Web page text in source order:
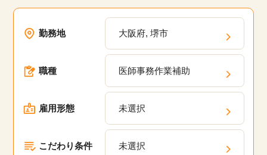
勤務地 大阪府, 堺市
職種 医師事務作業補助
雇用形態 未選択
こだわり条件 未選択